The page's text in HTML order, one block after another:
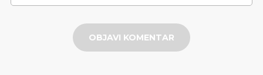
OBJAVI KOMENTAR